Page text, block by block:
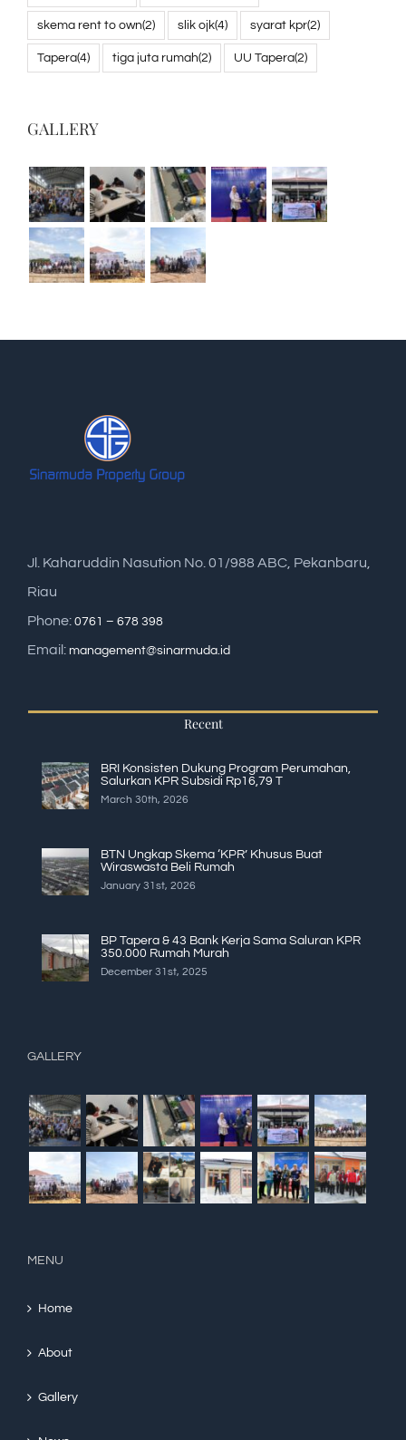
skema rent to own(2) slik ojk(4) syarat kpr(2)
Tapera(4) tiga juta rumah(2) UU Tapera(2)
GALLERY
Jl. Kaharuddin Nasution No. 01/988 ABC, Pekanbaru,
Riau
Phone: 0761 – 678 398
Email: management@sinarmuda.id
Recent
BRI Konsisten Dukung Program Perumahan,
Salurkan KPR Subsidi Rp16,79 T
March 30th, 2026
BTN Ungkap Skema ‘KPR’ Khusus Buat
Wiraswasta Beli Rumah
January 31st, 2026
BP Tapera & 43 Bank Kerja Sama Saluran KPR
350.000 Rumah Murah
December 31st, 2025
GALLERY
MENU
Home
About
Gallery